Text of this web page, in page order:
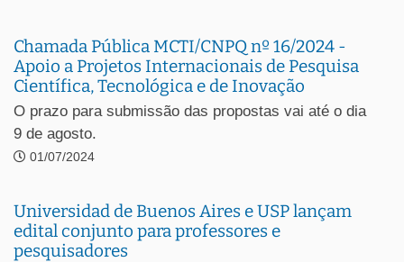
Chamada Pública MCTI/CNPQ nº 16/2024 -
Apoio a Projetos Internacionais de Pesquisa
Científica, Tecnológica e de Inovação
O prazo para submissão das propostas vai até o dia
9 de agosto.
01/07/2024
Universidad de Buenos Aires e USP lançam
edital conjunto para professores e
pesquisadores